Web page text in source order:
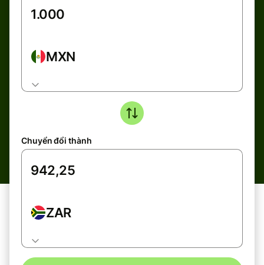
MXN
Chuyển đổi thành
ZAR